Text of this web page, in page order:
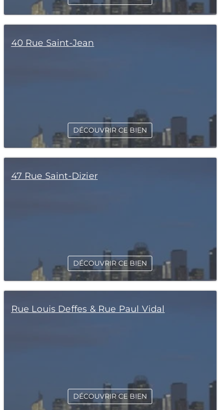
40 Rue Saint-Jean
DÉCOUVRIR CE BIEN
47 Rue Saint-Dizier
DÉCOUVRIR CE BIEN
Rue Louis Deffes & Rue Paul Vidal
DÉCOUVRIR CE BIEN